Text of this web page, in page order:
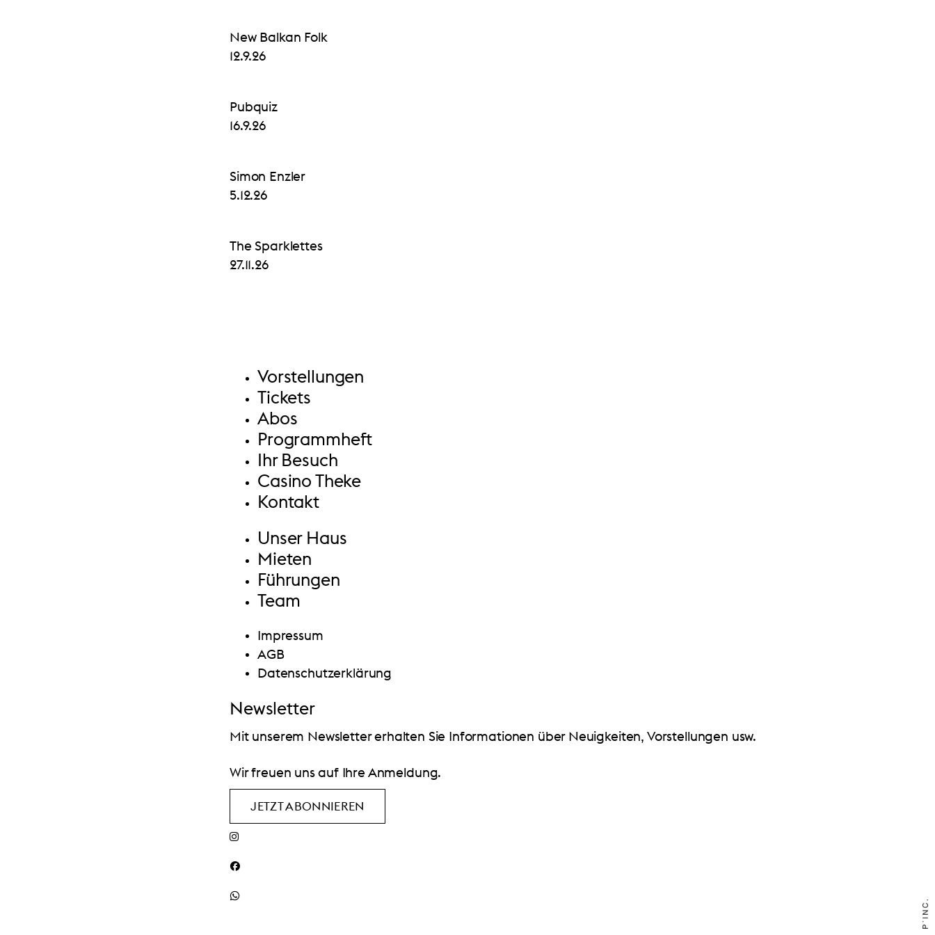
New Balkan Folk
12.9.26
Pubquiz
16.9.26
Simon Enzler
5.12.26
The Sparklettes
27.11.26
Vorstellungen
Tickets
Abos
Programmheft
Ihr Besuch
Casino Theke
Kontakt
Unser Haus
Mieten
Führungen
Team
Impressum
AGB
Datenschutzerklärung
Newsletter
Mit unserem Newsletter erhalten Sie Informationen über Neuigkeiten, Vorstellungen usw.
Wir freuen uns auf Ihre Anmeldung.
JETZT ABONNIEREN